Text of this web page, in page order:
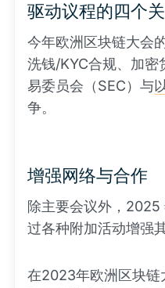
驱动议程的四个
今年欧洲区块链大会
洗钱/KYC合规、加密
易委员会（SEC）与
争。
增强网络与合作
除主要会议外，2025
过各种附加活动增强
在2023年欧洲区块链